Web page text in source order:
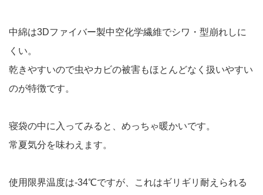
中綿は3Dファイバー製中空化学繊維でシワ・型崩れしに
くい。
乾きやすいので虫やカビの被害もほとんどなく扱いやすい
のが特徴です。
寝袋の中に入ってみると、めっちゃ暖かいです。
常夏気分を味わえます。
使用限界温度は-34℃ですが、これはギリギリ耐えられる